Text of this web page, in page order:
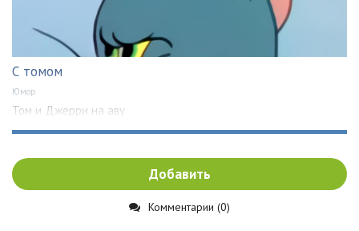
С томом
Юмор
Том и Джерри на аву
Добавить
Комментарии (0)